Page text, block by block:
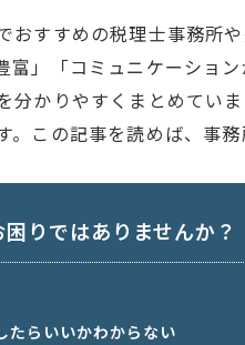
おすすめの税理士事務所
富」「コミュニケーショ
分かりやすくまとめてい
。この記事を読めば、事
りではありませんか？
たらいいかわからない